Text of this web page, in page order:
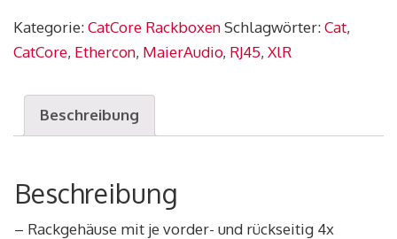
doppelt
mit
5M5F
Kategorie:CatCore RackboxenSchlagwörter:Cat,
CatCore, Ethercon, MaierAudio, RJ45, XlR
Beschreibung
Beschreibung
– Rackgehäuse mit je vorder- und rückseitig 4x